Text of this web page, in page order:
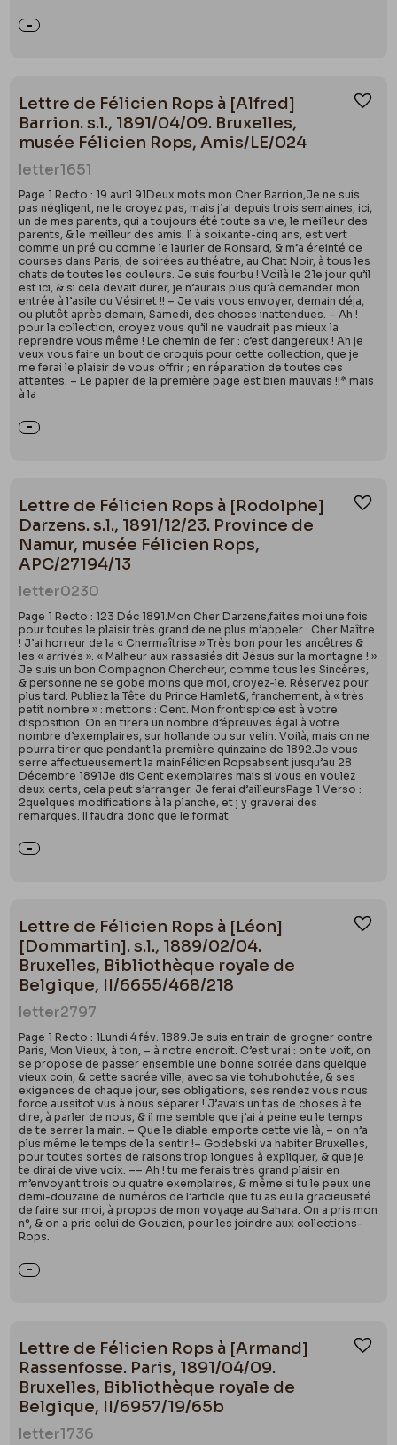
Lettre de Félicien Rops à [Alfred]
Barrion. s.l., 1891/04/09. Bruxelles,
musée Félicien Rops, Amis/LE/024
letter1651
Page 1 Recto : 19 avril 91Deux mots mon Cher Barrion,Je ne suis
pas négligent, ne le croyez pas, mais j’ai depuis trois semaines, ici,
un de mes parents, qui a toujours été toute sa vie, le meilleur des
parents, & le meilleur des amis. Il à soixante-cinq ans, est vert
comme un pré ou comme le laurier de Ronsard, & m’a éreinté de
courses dans Paris, de soirées au théatre, au Chat Noir, à tous les
chats de toutes les couleurs. Je suis fourbu ! Voilà le 21e jour qu’il
est ici, & si cela devait durer, je n’aurais plus qu’à demander mon
entrée à l’asile du Vésinet !! – Je vais vous envoyer, demain déja,
ou plutôt après demain, Samedi, des choses inattendues. – Ah !
pour la collection, croyez vous qu’il ne vaudrait pas mieux la
reprendre vous même ! Le chemin de fer : c’est dangereux ! Ah je
veux vous faire un bout de croquis pour cette collection, que je
me ferai le plaisir de vous offrir ; en réparation de toutes ces
attentes. – Le papier de la première page est bien mauvais !!* mais
à la
Lettre de Félicien Rops à [Rodolphe]
Darzens. s.l., 1891/12/23. Province de
Namur, musée Félicien Rops,
APC/27194/13
letter0230
Page 1 Recto : 123 Déc 1891.Mon Cher Darzens,faites moi une fois
pour toutes le plaisir très grand de ne plus m’appeler : Cher Maître
! J’ai horreur de la « Chermaîtrise » Très bon pour les ancêtres &
les « arrivés ». « Malheur aux rassasiés dit Jésus sur la montagne ! »
Je suis un bon Compagnon Chercheur, comme tous les Sincères,
& personne ne se gobe moins que moi, croyez-le. Réservez pour
plus tard. Publiez la Tête du Prince Hamlet&, franchement, à « très
petit nombre » : mettons : Cent. Mon frontispice est à votre
disposition. On en tirera un nombre d’épreuves égal à votre
nombre d’exemplaires, sur hollande ou sur velin. Voilà, mais on ne
pourra tirer que pendant la première quinzaine de 1892.Je vous
serre affectueusement la mainFélicien Ropsabsent jusqu’au 28
Décembre 1891Je dis Cent exemplaires mais si vous en voulez
deux cents, cela peut s’arranger. Je ferai d’ailleursPage 1 Verso :
2quelques modifications à la planche, et j y graverai des
remarques. Il faudra donc que le format
Lettre de Félicien Rops à [Léon]
[Dommartin]. s.l., 1889/02/04.
Bruxelles, Bibliothèque royale de
Belgique, II/6655/468/218
letter2797
Page 1 Recto : 1Lundi 4 fév. 1889.Je suis en train de grogner contre
Paris, Mon Vieux, à ton, – à notre endroit. C’est vrai : on te voit, on
se propose de passer ensemble une bonne soirée dans quelque
vieux coin, & cette sacrée ville, avec sa vie tohubohutée, & ses
exigences de chaque jour, ses obligations, ses rendez vous nous
force aussitot vus à nous séparer ! J’avais un tas de choses à te
dire, à parler de nous, & il me semble que j’ai à peine eu le temps
de te serrer la main. – Que le diable emporte cette vie là, – on n’a
plus même le temps de la sentir !– Godebski va habiter Bruxelles,
pour toutes sortes de raisons trop longues à expliquer, & que je
te dirai de vive voix. –– Ah ! tu me ferais très grand plaisir en
m’envoyant trois ou quatre exemplaires, & même si tu le peux une
demi-douzaine de numéros de l’article que tu as eu la gracieuseté
de faire sur moi, à propos de mon voyage au Sahara. On a pris mon
n°, & on a pris celui de Gouzien, pour les joindre aux collections-
Rops.
Lettre de Félicien Rops à [Armand]
Rassenfosse. Paris, 1891/04/09.
Bruxelles, Bibliothèque royale de
Belgique, II/6957/19/65b
letter1736